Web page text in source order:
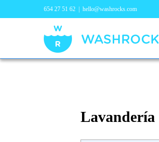
654 27 51 62 | hello@washrocks.com
Lavandería